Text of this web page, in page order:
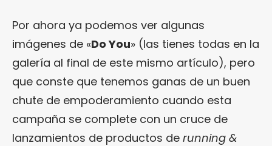
Por ahora ya podemos ver algunas
imágenes de «Do You» (las tienes todas en la
galería al final de este mismo artículo), pero
que conste que tenemos ganas de un buen
chute de empoderamiento cuando esta
campaña se complete con un cruce de
lanzamientos de productos de running &